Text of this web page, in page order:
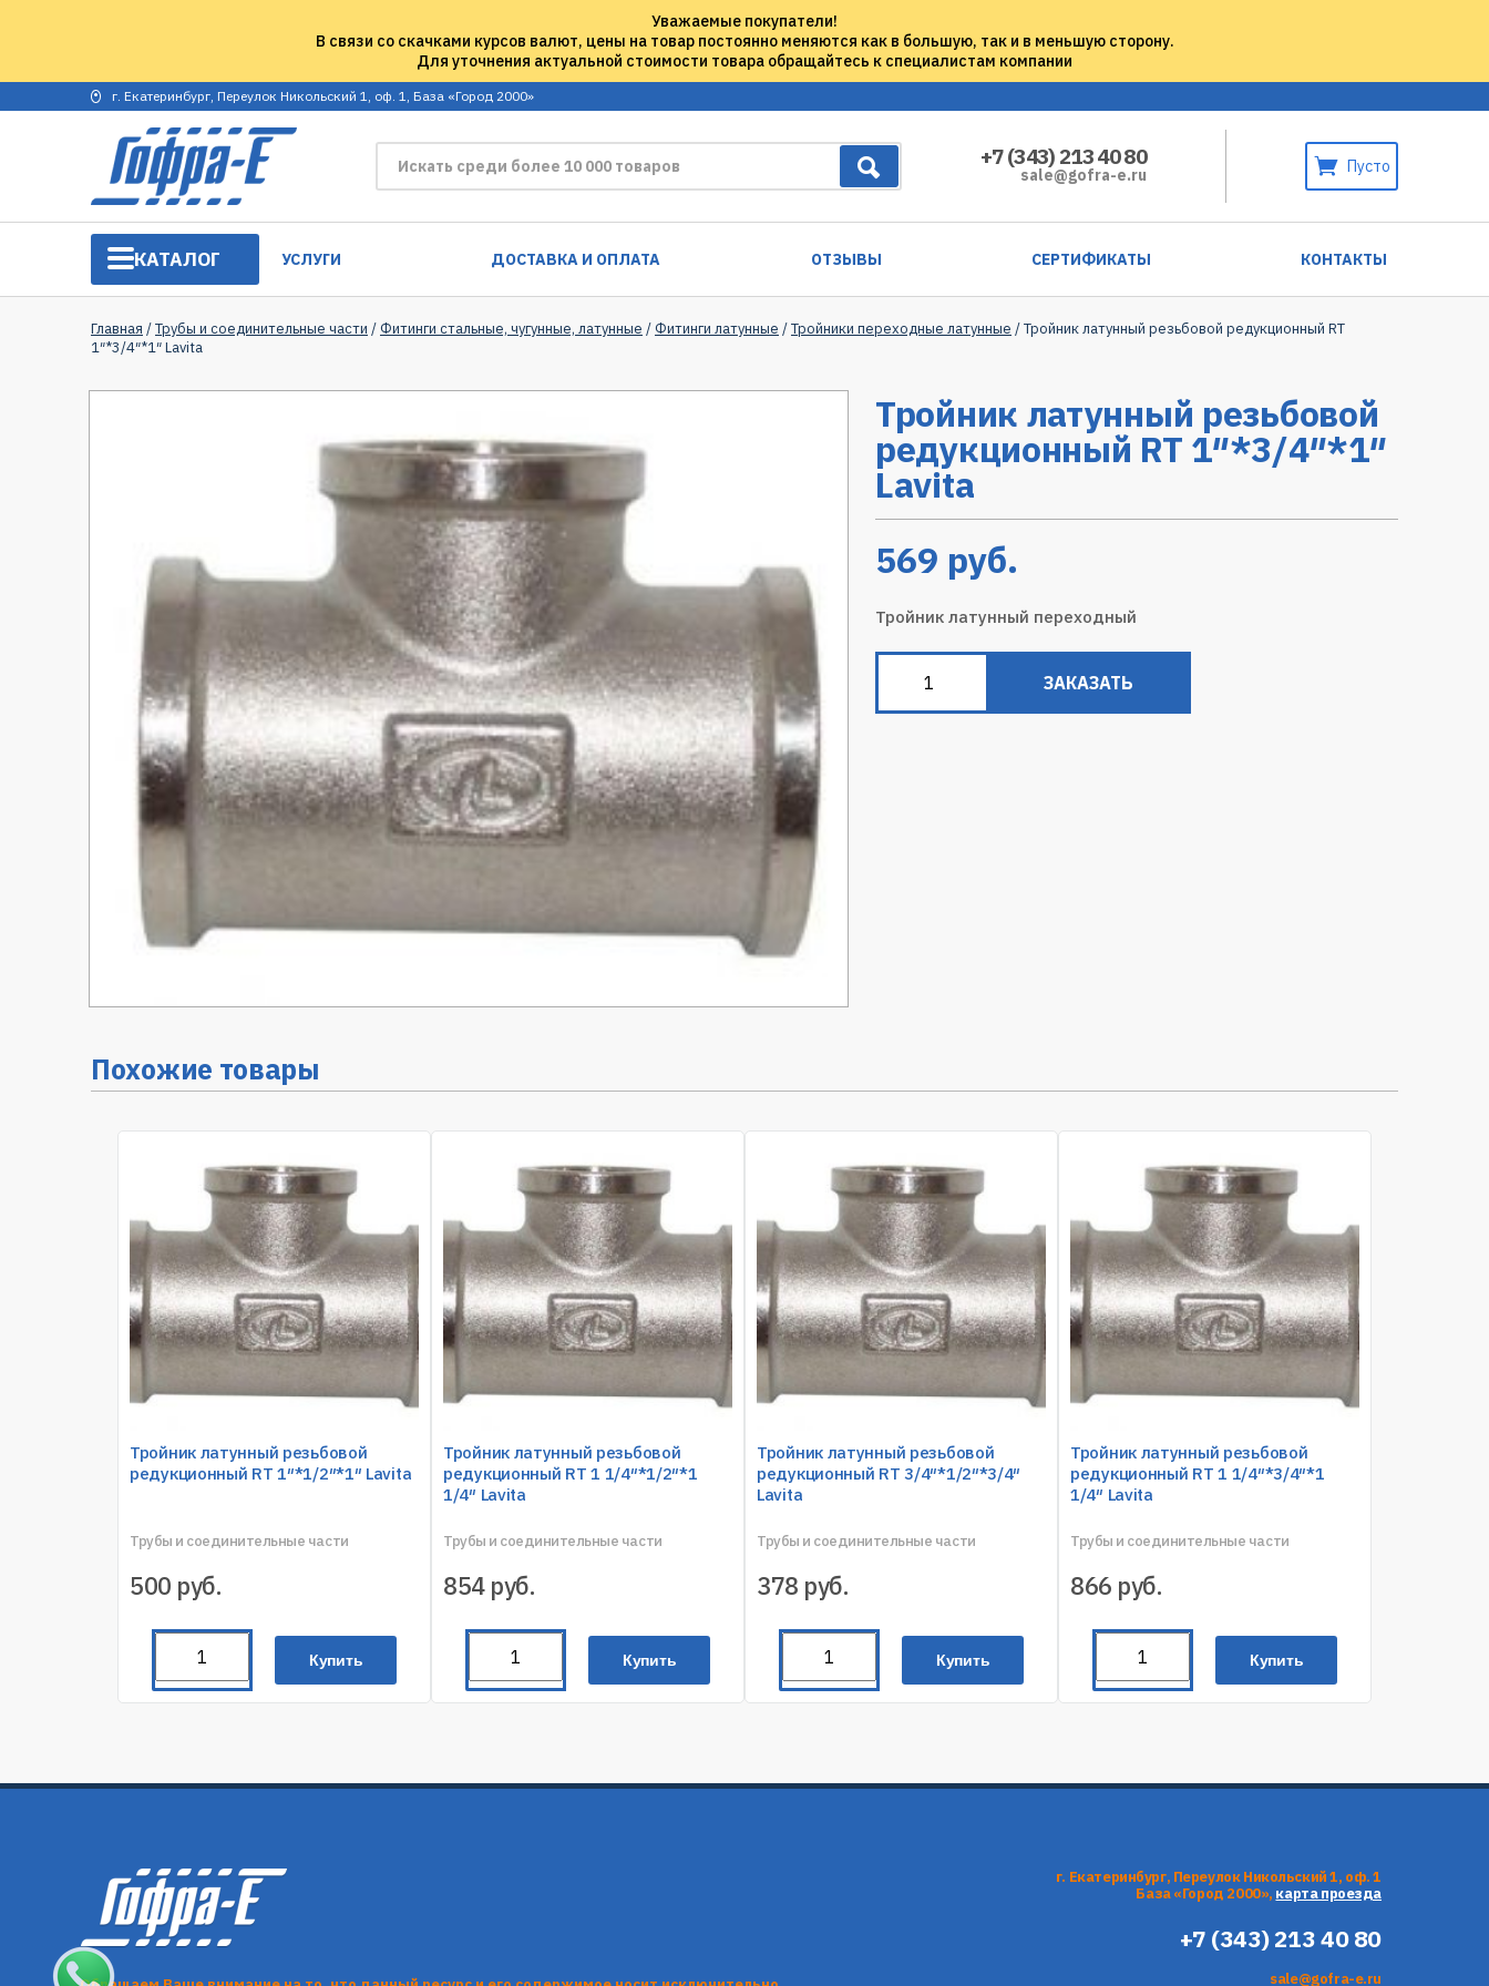
Уважаемые покупатели!
В связи со скачками курсов валют, цены на товар постоянно меняются как в большую, так и в меньшую сторону.
Для уточнения актуальной стоимости товара обращайтесь к специалистам компании
г. Екатеринбург, Переулок Никольский 1, оф. 1, База «Город 2000»
+7 (343) 213 40 80
sale@gofra-e.ru Пусто
КАТАЛОГ УСЛУГИ ДОСТАВКА И ОПЛАТА ОТЗЫВЫ СЕРТИФИКАТЫ КОНТАКТЫ
Главная /Трубы и соединительные части / Фитинги стальные, чугунные, латунные / Фитинги латунные /Тройники переходные латунные / Тройник латунный резьбовой редукционный RT
1″*3/4″*1″ Lavita
Тройник латунный резьбовой
редукционный RT 1″*3/4″*1″
Lavita
569 руб.
Тройник латунный переходный
ЗАКАЗАТЬ
Похожие товары
Тройник латунный резьбовой
редукционный RT 1″*1/2″*1″ Lavita
Трубы и соединительные части
500 руб.
Купить
Тройник латунный резьбовой
редукционный RT 1 1/4″*1/2″*1
1/4″ Lavita
Трубы и соединительные части
854 руб.
Купить
Тройник латунный резьбовой
редукционный RT 3/4″*1/2″*3/4″
Lavita
Трубы и соединительные части
378 руб.
Купить
Тройник латунный резьбовой
редукционный RT 1 1/4″*3/4″*1
1/4″ Lavita
Трубы и соединительные части
866 руб.
Купить
г. Екатеринбург, Переулок Никольский 1, оф. 1
База «Город 2000», карта проезда
+7 (343) 213 40 80
sale@gofra-e.ru